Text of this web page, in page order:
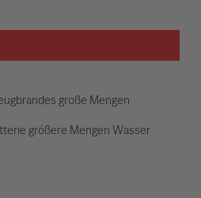
große Mengen
größere Mengen Wasser